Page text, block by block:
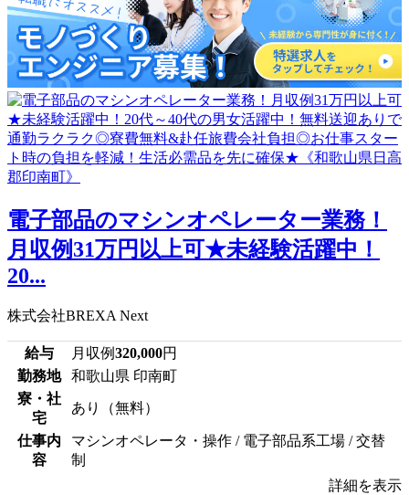
電子部品のマシンオペレーター業務！
月収例31万円以上可★未経験活躍中！
20...
株式会社BREXA Next
給与 月収例320,000円
勤務地
和歌山県 印南町
寮・社
宅
あり（無料）
仕事内
容
マシンオペレータ・操作 / 電子部品系工場 / 交替
制
詳細を表示